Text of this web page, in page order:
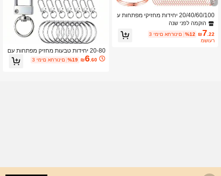
5
20/40/60/100 יחידות מחזיקי מפתחות ע
ם טבעות מפתחות, ווים לסוגרי מפתחות
עם טבעות לשרוכים, עבודות יד לתכשיטי
ם (10/20/30/50 יחידות אבזמי לובסטר מ
הוקמה לפני שנה
₪7 .22
%12
3 ימים אחרונים
משוער
20-80 יחידות טבעות מחזיק מפתחות עם
סוגר לובסטר, אביזרי DIY להכנת מחזיקי
מפתחות ותכשיטים, תכשיטים, רצועות צוו
₪6 .60
%19 3 ימים אחרונים